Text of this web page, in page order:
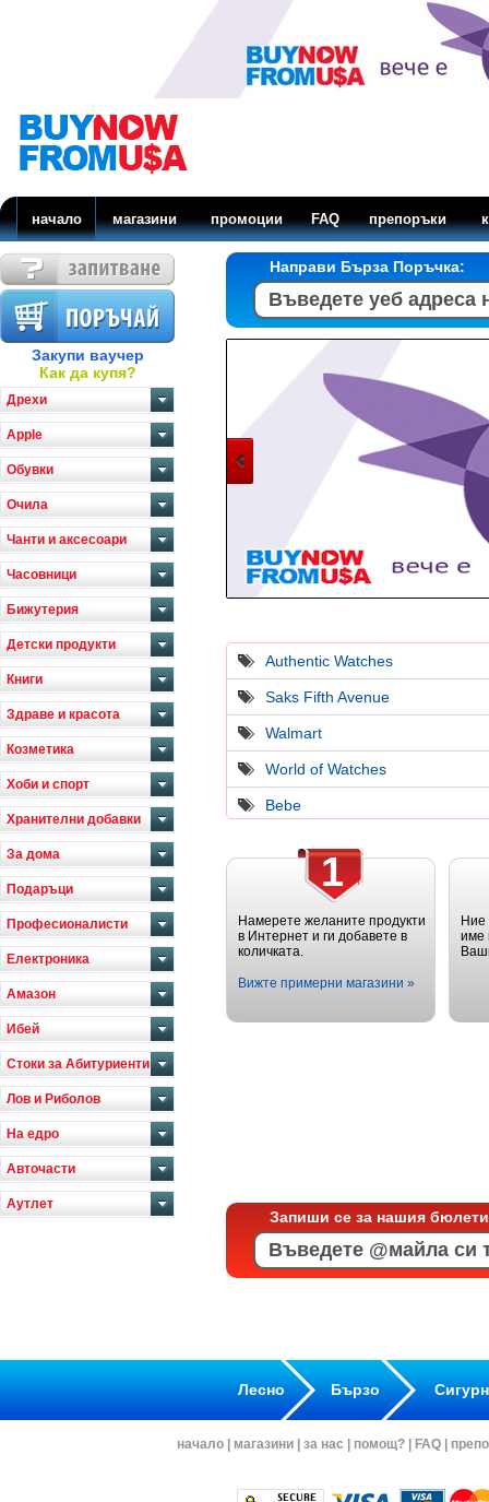
начало магазини промоции FAQ препоръки
Закупи ваучер
Как да купя?
Дрехи
Apple
Обувки
Очила
Чанти и аксесоари
Часовници
Бижутерия
Детски продукти
Книги
Здраве и красота
Козметика
Хоби и спорт
Хранителни добавки
За дома
Подаръци
Професионалисти
Електроника
Амазон
Ибей
Стоки за Абитуриенти
Лов и Риболов
На едро
Авточасти
Аутлет
Направи Бърза Поръчка:
Authentic Watches
Saks Fifth Avenue
Walmart
World of Watches
Bebe
1
Намерете желаните продукти
в Интернет и ги добавете в
количката.
Вижте примерни магазини »
име
Запиши се за нашия
Лесно Бързо
начало магазини за нас помощ? FAQ